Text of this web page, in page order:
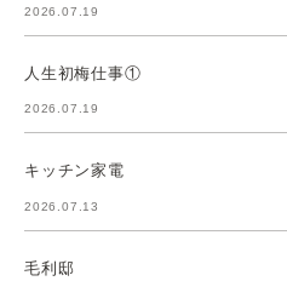
2026.07.19
人生初梅仕事①
2026.07.19
キッチン家電
2026.07.13
毛利邸